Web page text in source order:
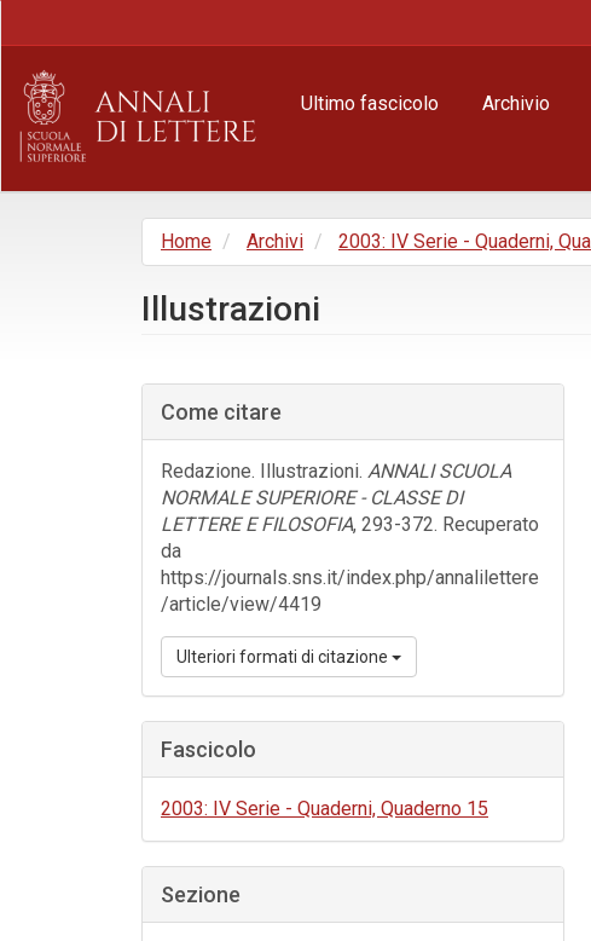
principale
Barra
laterale
Ultimo fascicolo Archivio
Home Archivi 2003: IV Serie - Quaderni,
Illustrazioni
laterale
dell'articolo
Come citare
Redazione. Illustrazioni. ANNALI SCUOLA
NORMALE SUPERIORE - CLASSE DI
LETTERE E FILOSOFIA, 293-372. Recuperato
da
https://journals.sns.it/index.php/annalilettere
/article/view/4419
Ulteriori formati di citazione
Fascicolo
2003: IV Serie - Quaderni, Quaderno 15
Sezione